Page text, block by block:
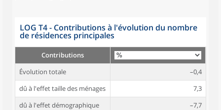
LOG T4 - Contributions à l'évolution du nombre
de résidences principales
Contributions
Évolution totale
–0,4
dû à l'effet taille des ménages
7,3
dû à l'effet démographique
–7,7